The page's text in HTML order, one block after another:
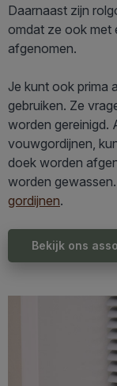
Daarnaast zijn
omdat ze ook met
afgenomen.
Je kunt ook prima
gebruiken. Ze
worden gereinigd.
vouwgordijnen,
doek worden
worden
gordijnen.
Bekijk ons